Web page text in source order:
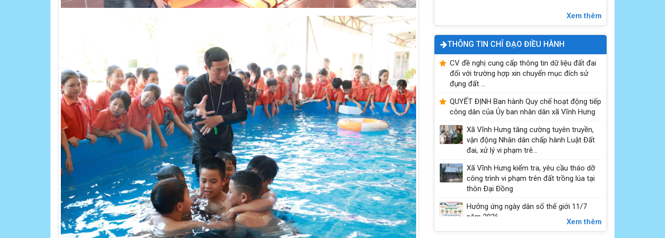
Xem thêm
THÔNG TIN CHỈ ĐẠO ĐIỀU HÀNH
CV đề nghị cung cấp thông tin dữ liệu đất đai
đối với trường hợp xin chuyển mục đích sử
đụng đất ...
QUYẾT ĐỊNH Ban hành Quy chế hoạt động tiếp
công dân của Ủy ban nhân dân xã Vĩnh Hưng
Xã Vĩnh Hưng tăng cường tuyên truyền,
vận động Nhân dân chấp hành Luật Đất
đai, xử lý vi phạm trê...
Xã Vĩnh Hưng kiểm tra, yêu cầu tháo dỡ
công trình vi phạm trên đất trồng lúa tại
thôn Đại Đồng
Hưởng ứng ngày dân số thế giới 11/7
năm 2026
Xem thêm
PHÒNG CHỐNG ĐUỐI NƯỚC – BẢO VỆ TRẺ EM
HÔM NAY, TƯƠNG LAI NGÀY MAI